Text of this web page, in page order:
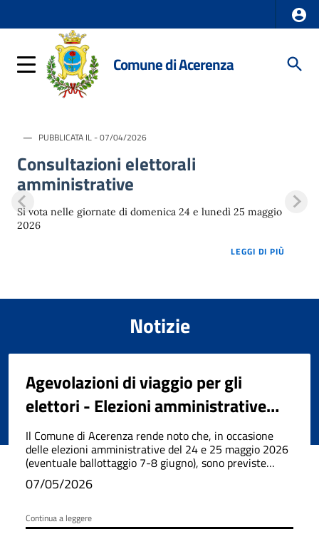
Comune di Acerenza
PUBBLICATA IL - 07/04/2026
Consultazioni elettorali
amministrative
Si vota nelle giornate di domenica 24 e lunedì 25 maggio
2026
LEGGI DI PIÙ
Notizie
Agevolazioni di viaggio per gli
elettori - Elezioni amministrative
2026
Il Comune di Acerenza rende noto che, in occasione
delle elezioni amministrative del 24 e 25 maggio 2026
(eventuale ballottaggio 7-8 giugno), sono previste
agevolazioni tariffarie per i viaggi ferroviari, via mare,
autostradali e aerei.
07/05/2026
Continua a leggere